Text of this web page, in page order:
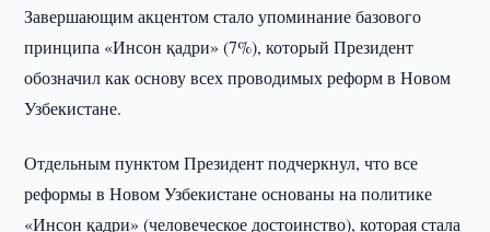
Завершающим акцентом стало упоминание базового
принципа «Инсон қадри» (7%), который Президент
обозначил как основу всех проводимых реформ в Новом
Узбекистане.
Отдельным пунктом Президент подчеркнул, что все
реформы в Новом Узбекистане основаны на политике
«Инсон қадри» (человеческое достоинство), которая стала